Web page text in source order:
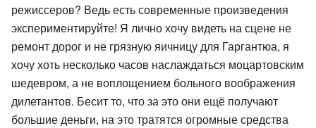
режиссеров? Ведь есть современные произведения
экспериментируйте! Я лично хочу видеть на сцене не
ремонт дорог и не грязную яичницу для Гаргантюа, я
хочу хоть несколько часов наслаждаться моцартовским
шедевром, а не воплощением больного воображения
дилетантов. Бесит то, что за это они ещё получают
большие деньги, на это тратятся огромные средства